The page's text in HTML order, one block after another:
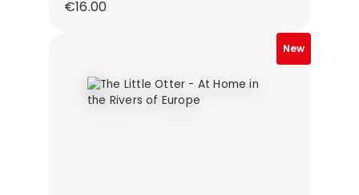
Regular price:
€16.00
New